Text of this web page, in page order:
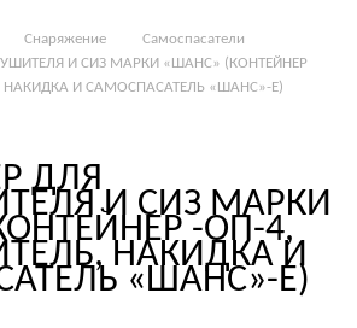
Снаряжение
Самоспасатели
И СИЗ МАРКИ «ШАНС» (КОНТЕЙНЕР
НАКИДКА И САМОСПАСАТЕЛЬ «ШАНС»-Е)
ДЛЯ
И СИЗ МАРКИ
-ОП-4,
НАКИДКА И
«ШАНС»-Е)